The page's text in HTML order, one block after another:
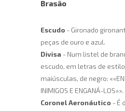
Brasão
Escudo - Gironado
peças de ouro e azul.
Divisa - Num listel de
escudo, em letras de
maiúsculas, de negro:
INIMIGOS E ENGANÁ-LOS»».
Coronel Aeronáutico - É